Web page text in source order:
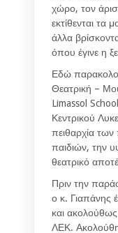
χώρο, τον
εκτίθενται τα
άλλα
όπου έγινε η
Εδώ
Θεατρική –
Limassol
Κεντρικού
πειθαρχία
παιδιών, την
θεατρικό
Πριν την
ο κ. Γιαπάνης
και
ΛΕΚ.